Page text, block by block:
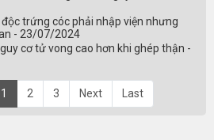
trứng cóc phải nhập viện nhưng
- 23/07/2024
cơ tử vong cao hơn khi ghép thận -
1 2 3 Next Last